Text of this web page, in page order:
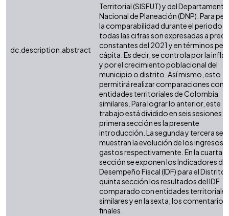
dc.description.abstract
Territorial (SISFUT) y del Departamento
Nacional de Planeación (DNP). Para
la comparabilidad durante el periodo,
todas las cifras son expresadas a
constantes del 2021 y en términos per
cápita. Es decir, se controla por la
y por el crecimiento poblacional del
municipio o distrito. Así mismo, esto
permitirá realizar comparaciones con
entidades territoriales de Colombia
similares. Para lograr lo anterior, este
trabajo está dividido en seis sesiones:
primera sección es la presente
introducción. La segunda y tercera
muestran la evolución de los ingresos
gastos respectivamente. En la cuarta
sección se exponen los Indicadores de
Desempeño Fiscal (IDF) para el Distrito.
quinta sección los resultados del IDF
comparado con entidades territoriales
similares y en la sexta, los comentarios
finales.